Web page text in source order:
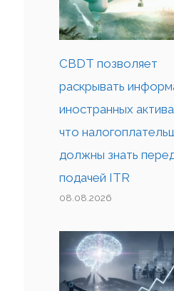
CBDT позволяет
раскрывать
иностранных
что
должны знать
подачей ITR
08.08.2026